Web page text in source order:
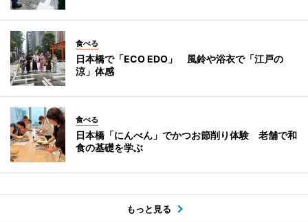
食べる
日本橋で「ECO EDO」 風鈴や浴衣で「江戸の
涼」体感
食べる
日本橋「にんべん」でかつお節削り体験 老舗で和
食の基礎を学ぶ
もっと見る